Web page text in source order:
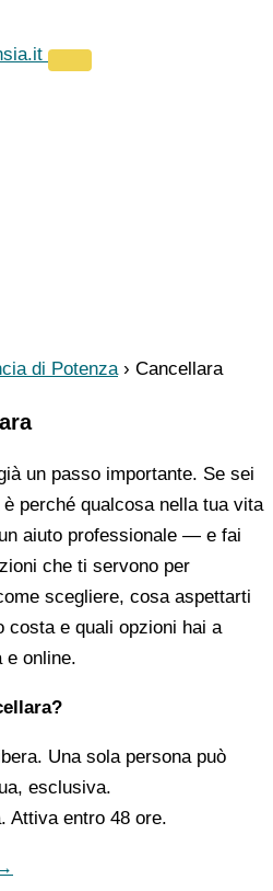
di Potenza › Cancellara
un passo importante. Se sei
perché qualcosa nella tua vita
aiuto professionale — e fai
che ti servono per
scegliere, cosa aspettarti
costa e quali opzioni hai a
e online.
Una sola persona può
esclusiva.
Attiva entro 48 ore.